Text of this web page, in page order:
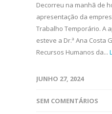
Decorreu na manhã de
apresentação da
Trabalho Temporário. A
esteve a Dr.ª Ana Costa
Recursos Humanos da...
JUNHO 27, 2024
SEM COMENTÁRIOS